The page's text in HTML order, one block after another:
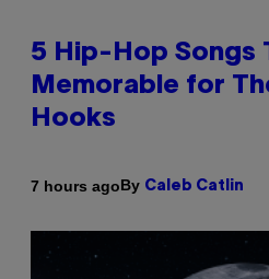
5 Hip-Hop Songs
Memorable for
Hooks
7 hours agoBy Caleb Catlin